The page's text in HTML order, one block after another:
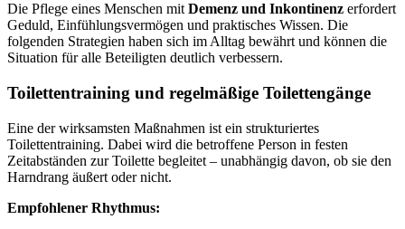
Die Pflege eines Menschen mit Demenz und Inkontinenz erfordert
Geduld, Einfühlungsvermögen und praktisches Wissen. Die
folgenden Strategien haben sich im Alltag bewährt und können die
Situation für alle Beteiligten deutlich verbessern.
Toilettentraining und regelmäßige Toilettengänge
Eine der wirksamsten Maßnahmen ist ein strukturiertes
Toilettentraining. Dabei wird die betroffene Person in festen
Zeitabständen zur Toilette begleitet – unabhängig davon, ob sie den
Harndrang äußert oder nicht.
Empfohlener Rhythmus: